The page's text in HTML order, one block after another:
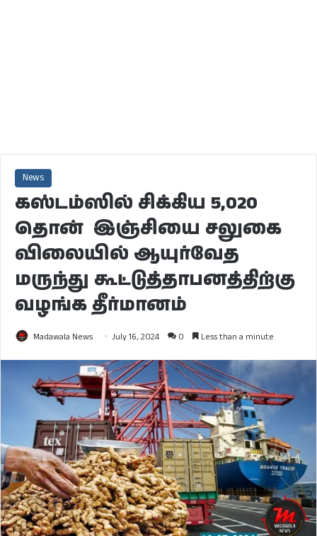
News
கஸ்டம்ஸில் சிக்கிய 5,020
தொன் இஞ்சியை சலுகை
விலையில் ஆயுர்வேத
மருந்து கூட்டுத்தாபனத்திற்கு
வழங்க தீர்மானம்
Madawala News July 16, 2024 0 Less than a minute